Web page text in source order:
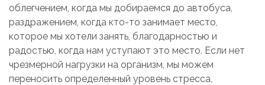
облегчением, когда мы добираемся до автобуса,
раздражением, когда кто-то занимает место,
которое мы хотели занять, благодарностью и
радостью, когда нам уступают это место. Если нет
чрезмерной нагрузки на организм, мы можем
переносить определенный уровень стресса,